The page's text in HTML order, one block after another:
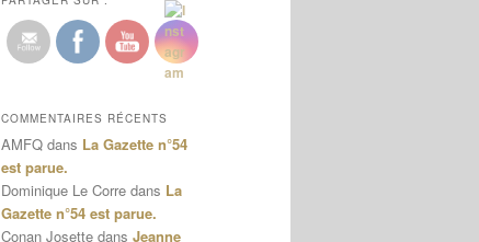
COMMENTAIRES RÉCENTS
AMFQ dans La Gazette n°54
est parue.
Dominique Le Corre dans La
Gazette n°54 est parue.
Conan Josette dans Jeanne